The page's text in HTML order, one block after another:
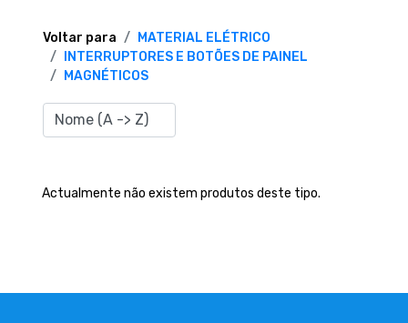
TERMOS E CONDIÇÕES
CATÁLOGOS
CAMPANHAS
Voltar para
MATERIAL ELÉTRICO
INTERRUPTORES E BOTÕES DE PAINEL
MAGNÉTICOS
Actualmente não existem produtos deste tipo.